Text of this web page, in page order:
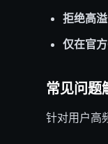
拒绝高
仅在官
常见问题
针对用户高